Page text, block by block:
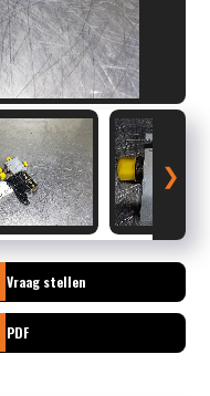
❯
Vraag stellen
PDF